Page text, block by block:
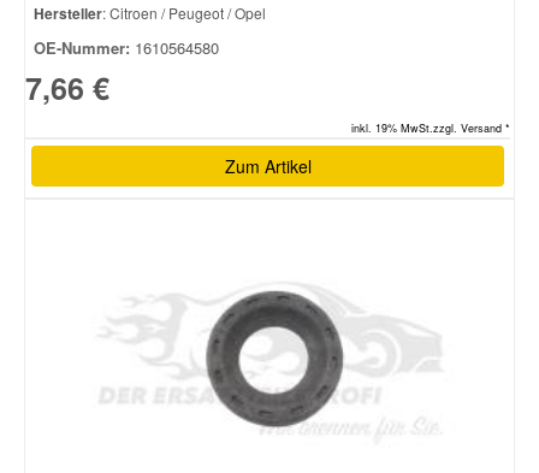
Hersteller: Citroen / Peugeot / Opel
OE-Nummer: 1610564580
7,66 €
inkl. 19% MwSt.zzgl. Versand *
Zum Artikel